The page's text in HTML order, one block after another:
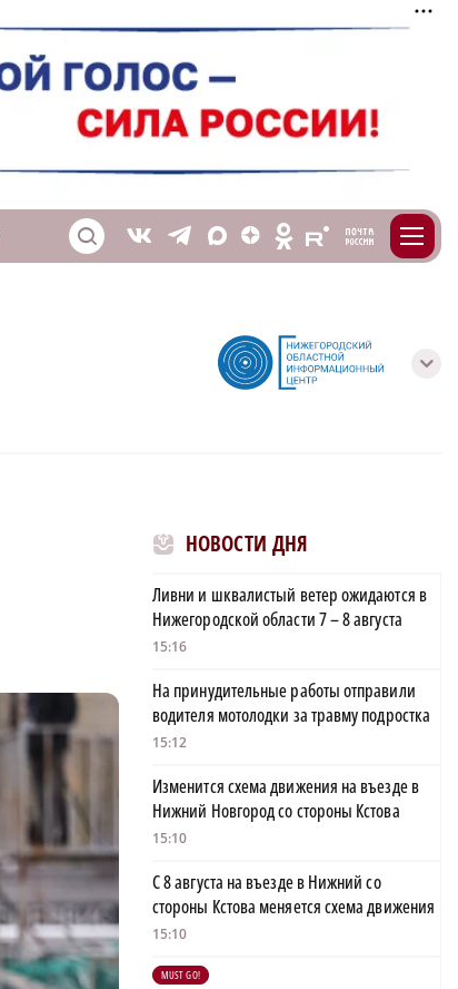
S V T X Z O E m
с
НОВОСТИ ДНЯ
Ливни и шквалистый ветер ожидаются в
Нижегородской области 7 – 8 августа
15:16
На принудительные работы отправили
водителя мотолодки за травму подростка
15:12
Изменится схема движения на въезде в
Нижний Новгород со стороны Кстова
15:10
С 8 августа на въезде в Нижний со
стороны Кстова меняется схема движения
15:10
MUST GO!